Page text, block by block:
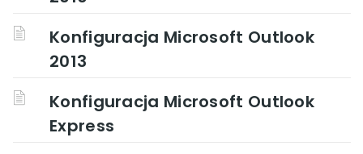
Konfiguracja Microsoft Outlook
2013
Konfiguracja Microsoft Outlook
Express